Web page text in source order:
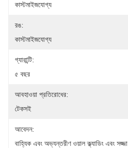
কাস্টমাইজযোগ্য
রঙ:
কাস্টমাইজযোগ্য
গ্যারান্টি:
৫ বছর
আবহাওয়া প্রতিরোধের:
টেকসই
আবেদন:
বাহ্যিক এবং অভ্যন্তরীণ ওয়াল ক্ল্যাডিং এবং সজ্জা